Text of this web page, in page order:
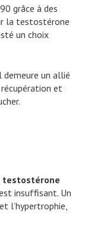
grâce à des
la testostérone
un choix
demeure un allié
et
testostérone
insuffisant. Un
et l’hypertrophie,